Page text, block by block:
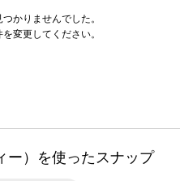
かりませんでした。
変更してください。
ー）を使ったスナップ